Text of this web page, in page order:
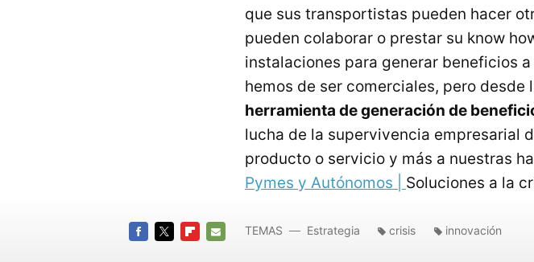
que sus transportistas pueden hacer
pueden colaborar o prestar su know
instalaciones para generar beneficios
hemos de ser comerciales, pero desde
herramienta de generación de
lucha de la supervivencia empresarial
producto o servicio y más a nuestras
Pymes y Autónomos | Soluciones a la
TEMAS Estrategia crisis innovación